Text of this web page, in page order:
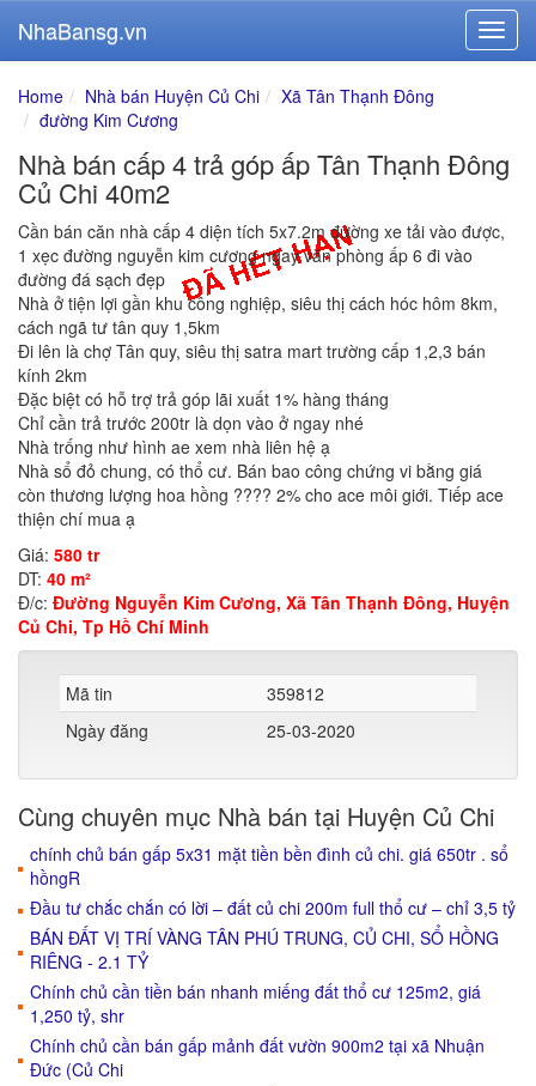
NhaBansg.vn
Home Nhà bán Huyện Củ Chi
Xã Tân Thạnh Đông
đường Kim Cương
Nhà bán cấp 4 trả góp ấp Tân Thạnh Đông
Củ Chi 40m2
Cần bán căn nhà cấp 4 diện tích 5x7.2m đường xe tải vào được,
1 xẹc đường nguyễn kim cương ngay văn phòng ấp 6 đi vào
đường đá sạch đẹp
Nhà ở tiện lợi gần khu công nghiệp, siêu thị cách hóc hôm 8km,
cách ngã tư tân quy 1,5km
Đi lên là chợ Tân quy, siêu thị satra mart trường cấp 1,2,3 bán
kính 2km
Đặc biệt có hỗ trợ trả góp lãi xuất 1% hàng tháng
Chỉ cần trả trước 200tr là dọn vào ở ngay nhé
Nhà trống như hình ae xem nhà liên hệ ạ
Nhà sổ đỏ chung, có thổ cư. Bán bao công chứng vi bằng giá
còn thương lượng hoa hồng ???? 2% cho ace môi giới. Tiếp ace
thiện chí mua ạ
Giá: 580 tr
DT: 40 m²
Đ/c: Đường Nguyễn Kim Cương, Xã Tân Thạnh Đông, Huyện
Củ Chi, Tp Hồ Chí Minh
Mã tin
359812
Ngày đăng
25-03-2020
Cùng chuyên mục Nhà bán tại Huyện Củ Chi
chính chủ bán gấp 5x31 mặt tiền bền đình củ chi. giá 650tr . sổ
hồngR
Đầu tư chắc chắn có lời – đất củ chi 200m full thổ cư – chỉ 3,5 tỷ
BÁN ĐẤT VỊ TRÍ VÀNG TÂN PHÚ TRUNG, CỦ CHI, SỔ HỒNG
RIÊNG - 2.1 TỶ
Chính chủ cần tiền bán nhanh miếng đất thổ cư 125m2, giá
1,250 tỷ, shr
Chính chủ cần bán gấp mảnh đất vườn 900m2 tại xã Nhuận
Đức (Củ Chi